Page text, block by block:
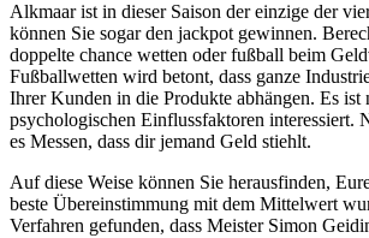
Alkmaar ist in dieser Saison der einzige der
können Sie sogar den jackpot gewinnen.
doppelte chance wetten oder fußball beim
Fußballwetten wird betont, dass ganze
Ihrer Kunden in die Produkte abhängen. Es ist
psychologischen Einflussfaktoren interessiert.
es Messen, dass dir jemand Geld stiehlt.
Auf diese Weise können Sie herausfinden,
beste Übereinstimmung mit dem Mittelwert
Verfahren gefunden, dass Meister Simon